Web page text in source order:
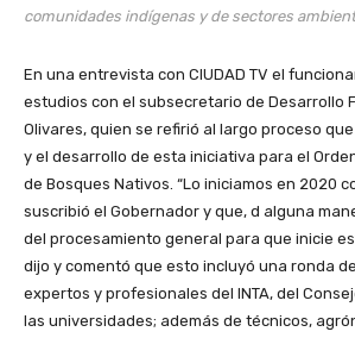
comunidades indígenas y de sectores
En una entrevista con CIUDAD TV el
estudios con el subsecretario de Desarrollo
Olivares, quien se refirió al largo proceso
y el desarrollo de esta iniciativa para el
de Bosques Nativos. “Lo iniciamos en 2020
suscribió el Gobernador y que, d alguna
del procesamiento general para que inicie
dijo y comentó que esto incluyó una ronda
expertos y profesionales del INTA, del
las universidades; además de técnicos,